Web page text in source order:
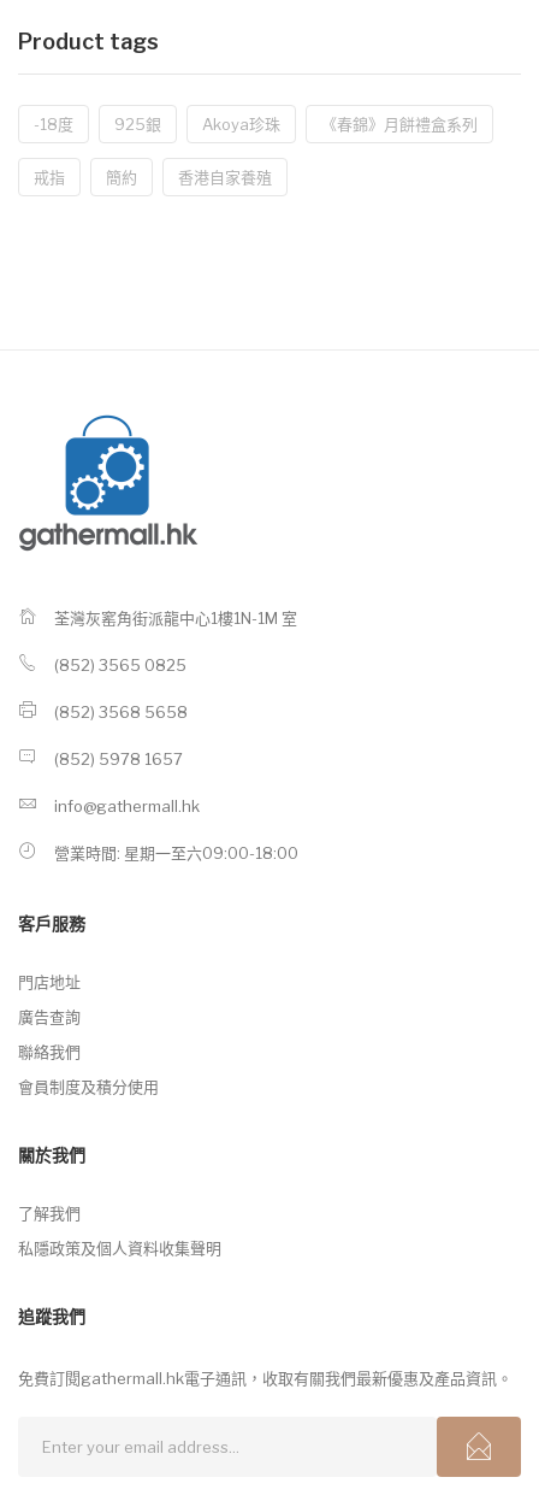
Product tags
-18度 925銀 Akoya珍珠 《春錦》月餅禮盒系列
戒指 簡約 香港自家養殖
荃灣灰窰角街派龍中心1樓1N-1M 室
(852) 3565 0825
(852) 3568 5658
(852) 5978 1657
info@gathermall.hk
營業時間: 星期一至六09:00-18:00
客戶服務
門店地址
廣告查詢
聯絡我們
會員制度及積分使用
關於我們
了解我們
私隱政策及個人資料收集聲明
追蹤我們
免費訂閱gathermall.hk電子通訊，收取有關我們最新優惠及產品資訊。